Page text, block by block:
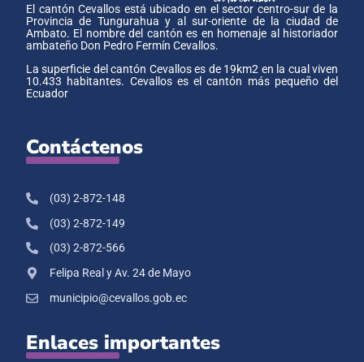
El cantón Cevallos está ubicado en el sector centro-sur de la
Provincia de Tungurahua y al sur-oriente de la ciudad de
Ambato. El nombre del cantón es en homenaje al historiador
ambateño Don Pedro Fermín Cevallos.
La superficie del cantón Cevallos es de 19km2 en la cual viven
10.433 habitantes. Cevallos es el cantón más pequeño del
Ecuador
Contáctenos
(03) 2-872-148
(03) 2-872-149
(03) 2-872-566
Felipa Real y Av. 24 de Mayo
municipio@cevallos.gob.ec
Enlaces importantes